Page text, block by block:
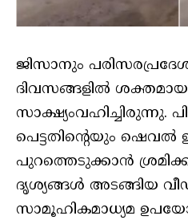
ജിസാനും
ദിവസങ്ങളില്‍
സാക്ഷ്യംവഹിച്ചിരുന്നു.
പെട്ടതിന്റെയും ഷെവല്‍
പുറത്തെടുക്കാന്‍
ദൃശ്യങ്ങള്‍ അടങ്ങിയ
സാമൂഹികമാധ്യമ